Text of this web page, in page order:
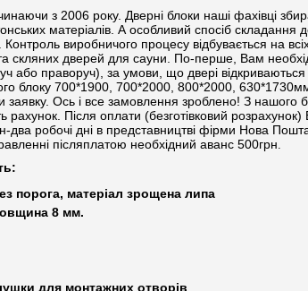
з 2006 року. Дверні блоки наші фахівці
матеріалів. А особливий спосіб складання
виробничого процесу відбувається на
та скляних дверей для сауни. По-перше, Вам
або праворуч), за умови, що двері
блоку 700*1900, 700*2000, 800*2000,
Ось і все замовлення зроблено! З нашого
Після оплати (безготівковий розрахунок)
два робочі дні в представництві фірми Нова
післяплатою необхідний аванс 500грн.
порога, матеріал зрощена липа
8 мм.
для монтажних отворів